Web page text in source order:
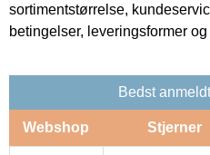
sortimentstørrelse,
betingelser, leveringsformer
Bedst
Webshop Stjerner